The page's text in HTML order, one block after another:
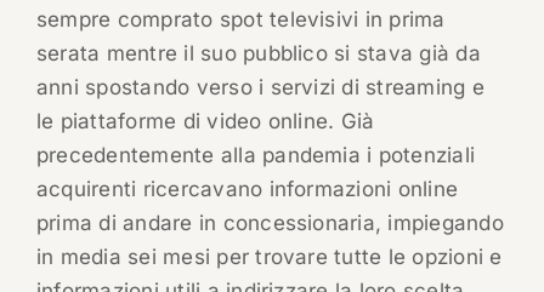
sempre comprato spot televisivi in prima
serata mentre il suo pubblico si stava già da
anni spostando verso i servizi di streaming e
le piattaforme di video online. Già
precedentemente alla pandemia i potenziali
acquirenti ricercavano informazioni online
prima di andare in concessionaria, impiegando
in media sei mesi per trovare tutte le opzioni e